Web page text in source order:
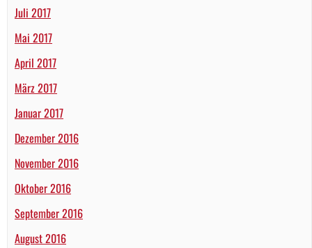
Juli 2017
Mai 2017
April 2017
März 2017
Januar 2017
Dezember 2016
November 2016
Oktober 2016
September 2016
August 2016